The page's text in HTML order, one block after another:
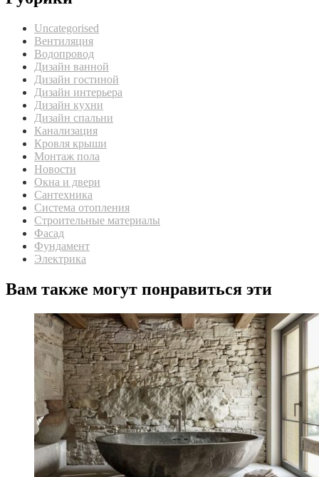
Uncategorised
Вентиляция
Водопровод
Дизайн ванной
Дизайн гостиной
Дизайн интерьера
Дизайн кухни
Дизайн спальни
Канализация
Кровля крыши
Монтаж пола
Новости
Окна и двери
Сантехника
Система отопления
Строительные материалы
Фасад
Фундамент
Электрика
Вам также могут понравиться эти